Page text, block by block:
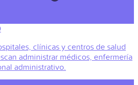
clínicas y centros de salud
administrar médicos, enfermería
administrativo.